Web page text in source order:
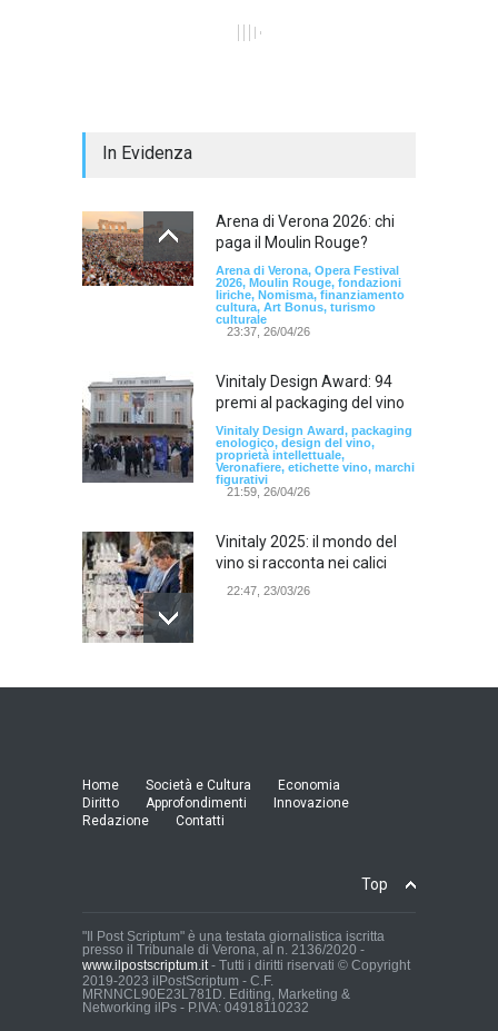
In Evidenza
Arena di Verona 2026: chi
paga il Moulin Rouge?
Arena di Verona, Opera Festival
2026, Moulin Rouge, fondazioni
liriche, Nomisma, finanziamento
cultura, Art Bonus, turismo
culturale
23:37, 26/04/26
Vinitaly Design Award: 94
premi al packaging del vino
Vinitaly Design Award, packaging
enologico, design del vino,
proprietà intellettuale,
Veronafiere, etichette vino, marchi
figurativi
21:59, 26/04/26
Vinitaly 2025: il mondo del
vino si racconta nei calici
22:47, 23/03/26
Model Expo Italy 2025 a
21:25, 04/03/26
Verona Domani, aumenta il
In Memoria di Albino Perolo:
L'Uomo che ha reso
possibile il Parco delle Mura
Home Società e Cultura
Economia
Diritto
Approfondimenti
Innovazione
Redazione
Contatti
Top
"Il Post Scriptum" è una testata giornalistica iscritta
presso il Tribunale di Verona, al n. 2136/2020 -
www.ilpostscriptum.it- Tutti i diritti riservati © Copyright
2019-2023 ilPostScriptum - C.F.
MRNNCL90E23L781D. Editing, Marketing &
Networking ilPs - P.IVA: 04918110232